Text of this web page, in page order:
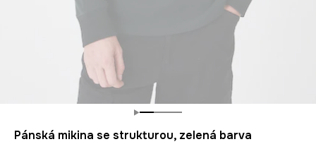
Pánská mikina se strukturou, zelená barva